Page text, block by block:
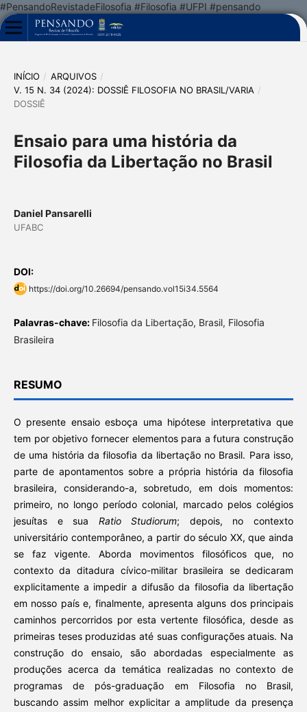
#PensandoRevistadeFilosofia #Filosofia #UFPI #pensando
INÍCIO / ARQUIVOS /
V. 15 N. 34 (2024): DOSSIÊ FILOSOFIA NO BRASIL/VARIA /
DOSSIÊ
Ensaio para uma história da
Filosofia da Libertação no Brasil
Daniel Pansarelli
UFABC
DOI:
https://doi.org/10.26694/pensando.vol15i34.5564
Palavras-chave: Filosofia da Libertação, Brasil, Filosofia
Brasileira
RESUMO
O presente ensaio esboça uma hipótese interpretativa que
tem por objetivo fornecer elementos para a futura construção
de uma história da filosofia da libertação no Brasil. Para isso,
parte de apontamentos sobre a própria história da filosofia
brasileira, considerando-a, sobretudo, em dois momentos:
primeiro, no longo período colonial, marcado pelos colégios
jesuítas e sua Ratio Studiorum; depois, no contexto
universitário contemporâneo, a partir do século XX, que ainda
se faz vigente. Aborda movimentos filosóficos que, no
contexto da ditadura cívico-militar brasileira se dedicaram
explicitamente a impedir a difusão da filosofia da libertação
em nosso país e, finalmente, apresenta alguns dos principais
caminhos percorridos por esta vertente filosófica, desde as
primeiras teses produzidas até suas configurações atuais. Na
construção do ensaio, são abordadas especialmente as
produções acerca da temática realizadas no contexto de
programas de pós-graduação em Filosofia no Brasil,
buscando assim melhor explicitar a amplitude da presença